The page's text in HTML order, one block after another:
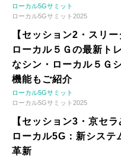
ローカル5Gサミット
ローカル5Gサミット2025
【セッション2・スリ
ローカル５Ｇの最新ト
なシン・ローカル５Ｇ
機能もご紹介
ローカル5Gサミット
ローカル5Gサミット2025
【セッション3・京セ
ローカル5G：新システ
革新